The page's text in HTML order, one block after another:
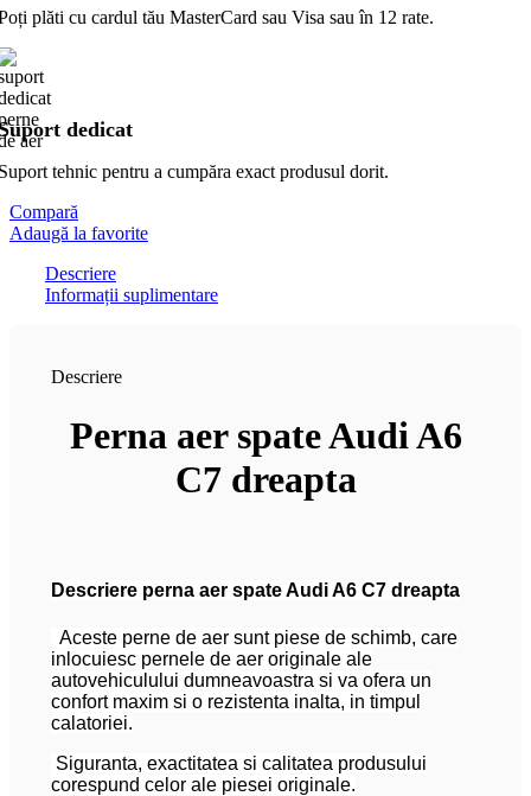
plăti cu cardul tău MasterCard sau Visa sau în 12 rate.
dedicat
tehnic pentru a cumpăra exact produsul dorit.
Compară
Adaugă la favorite
Descriere
Informații suplimentare
Descriere
Perna aer spate Audi A6
C7 dreapta
Descriere perna aer spate Audi A6 C7 dreapta
Aceste perne de aer sunt piese de schimb, care
inlocuiesc pernele de aer originale ale
autovehiculului dumneavoastra si va ofera un
confort maxim si o rezistenta inalta, in timpul
calatoriei.
Siguranta, exactitatea si calitatea produsului
corespund celor ale piesei originale.